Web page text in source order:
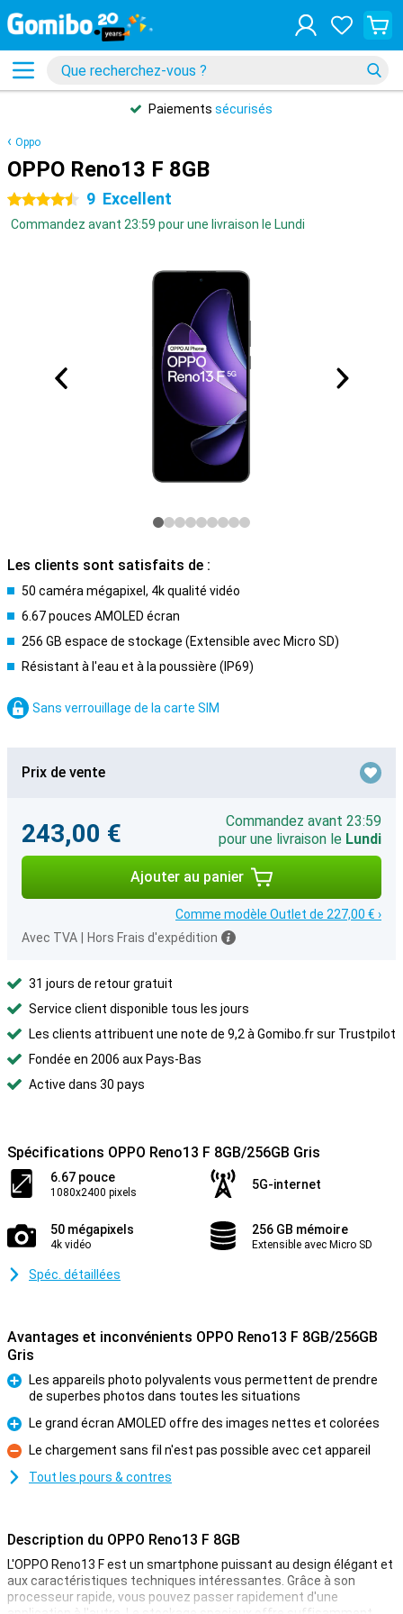
Paiements sécurisés
Oppo
OPPO Reno13 F 8GB
4.5 étoiles 9 Excellent
Commandez avant 23:59 pour une livraison le Lundi
Les clients sont satisfaits de :
50 caméra mégapixel, 4k qualité vidéo
6.67 pouces AMOLED écran
256 GB espace de stockage (Extensible avec Micro SD)
Résistant à l'eau et à la poussière (IP69)
Sans verrouillage de la carte SIM
Prix de vente
243,00 €
Commandez avant 23:59
pour une livraison le Lundi
Ajouter au panier
Comme modèle Outlet de 227,00 € ›
Avec TVA
Hors Frais d'expédition
31 jours de retour gratuit
Service client disponible tous les jours
Les clients attribuent une note de 9,2 à Gomibo.fr sur Trustpilot
Fondée en 2006 aux Pays-Bas
Active dans 30 pays
Spécifications OPPO Reno13 F 8GB/256GB Gris
6.67 pouce
1080x2400 pixels
5G-internet
50 mégapixels
4k vidéo
256 GB mémoire
Extensible avec Micro SD
Spéc. détaillées
Avantages et inconvénients OPPO Reno13 F 8GB/256GB
Gris
Pour
Les appareils photo polyvalents vous permettent de prendre
de superbes photos dans toutes les situations
Pour
Le grand écran AMOLED offre des images nettes et colorées
Contre
Le chargement sans fil n'est pas possible avec cet appareil
Tout les pours & contres
Description du OPPO Reno13 F 8GB
L'OPPO Reno13 F est un smartphone puissant au design élégant et
aux caractéristiques techniques intéressantes. Grâce à son
processeur rapide, vous pouvez passer rapidement d'une